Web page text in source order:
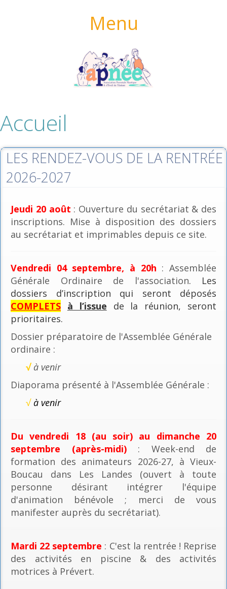
Menu
Accueil
LES RENDEZ-VOUS DE LA RENTRÉE
2026-2027
Jeudi 20 août : Ouverture du secrétariat & des
inscriptions. Mise à disposition des dossiers
au secrétariat et imprimables depuis ce site.
Vendredi 04 septembre, à 20h : Assemblée
Générale Ordinaire de l'association. Les
dossiers d’inscription qui seront déposés
COMPLETS à l’issue de la réunion, seront
prioritaires.
Dossier préparatoire de l'Assemblée Générale
ordinaire :
√ à venir
Diaporama présenté à l'Assemblée Générale :
√à venir
Du vendredi 18 (au soir) au dimanche 20
septembre (après-midi): Week-end de
formation des animateurs 2026-27, à Vieux-
Boucau dans Les Landes (ouvert à toute
personne désirant intégrer l'équipe
d'animation bénévole ; merci de vous
manifester auprès du secrétariat).
Mardi 22 septembre : C'est la rentrée ! Reprise
des activités en piscine & des activités
motrices à Prévert.